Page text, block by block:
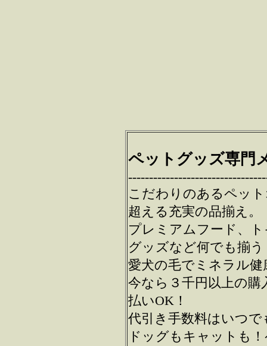
ペットグッズ専門
こだわりのあるペッ
超える充実の品揃え。
プレミアムフード、
グッズなど何でも揃う
愛犬の毛でミネラル
今なら３千円以上の購
払いOK！
代引き手数料はいつで
ドッグもキャットも